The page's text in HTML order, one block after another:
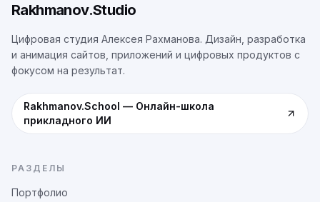
Rakhmanov.Studio
Цифровая студия Алексея Рахманова. Дизайн, разработка
и анимация сайтов, приложений и цифровых продуктов с
фокусом на результат.
Rakhmanov.School — Онлайн-школа
прикладного ИИ
РАЗДЕЛЫ
Портфолио